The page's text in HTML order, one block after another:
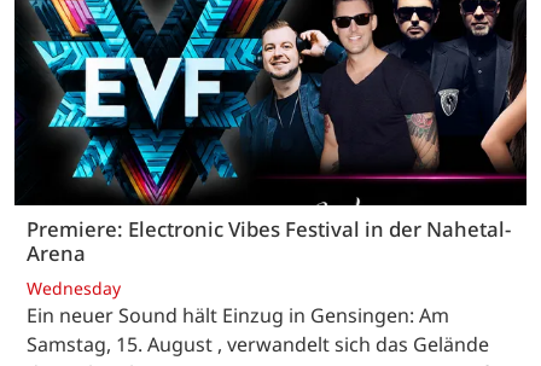
Premiere: Electronic Vibes Festival in der Nahetal-
Arena
Wednesday
Ein neuer Sound hält Einzug in Gensingen: Am
Samstag, 15. August , verwandelt sich das Gelände